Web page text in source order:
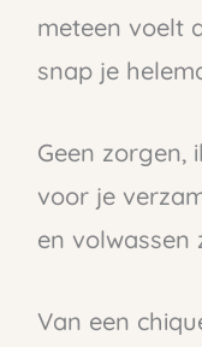
meteen voelt
snap je
Geen zorgen,
voor je
en volwassen
Van een